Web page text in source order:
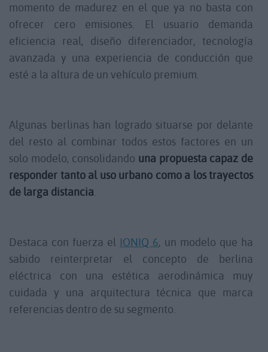
momento de madurez en el que ya no basta con
ofrecer cero emisiones. El usuario demanda
eficiencia real, diseño diferenciador, tecnología
avanzada y una experiencia de conducción que
esté a la altura de un vehículo premium.
Algunas berlinas han logrado situarse por delante
del resto al combinar todos estos factores en un
solo modelo, consolidando una propuesta capaz de
responder tanto al uso urbano como a los trayectos
de larga distancia.
Destaca con fuerza el IONIQ 6, un modelo que ha
sabido reinterpretar el concepto de berlina
eléctrica con una estética aerodinámica muy
cuidada y una arquitectura técnica que marca
referencias dentro de su segmento.